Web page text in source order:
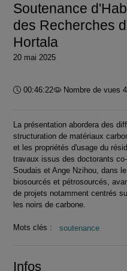
Soutenance
des Recherches
Hortala
20 mai 2025
Durée :
00:46:22 Nombre de vues
La présentation abordera des
structuration de matériaux
et les propriétés d'usage du
travaux issus des doctorants
Soudais et Ange Nzihou, dans
biosourcés et pétrosourcés,
de projets notamment centrés
les noirs de carbone.
Mots clés : soutenance
Infos